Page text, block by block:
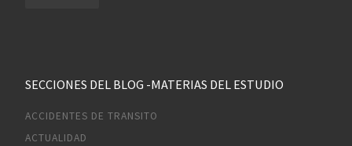
SECCIONES DEL BLOG -MATERIAS DEL ESTUDIO
ACCIDENTES DE TRANSITO
ACTUALIDAD